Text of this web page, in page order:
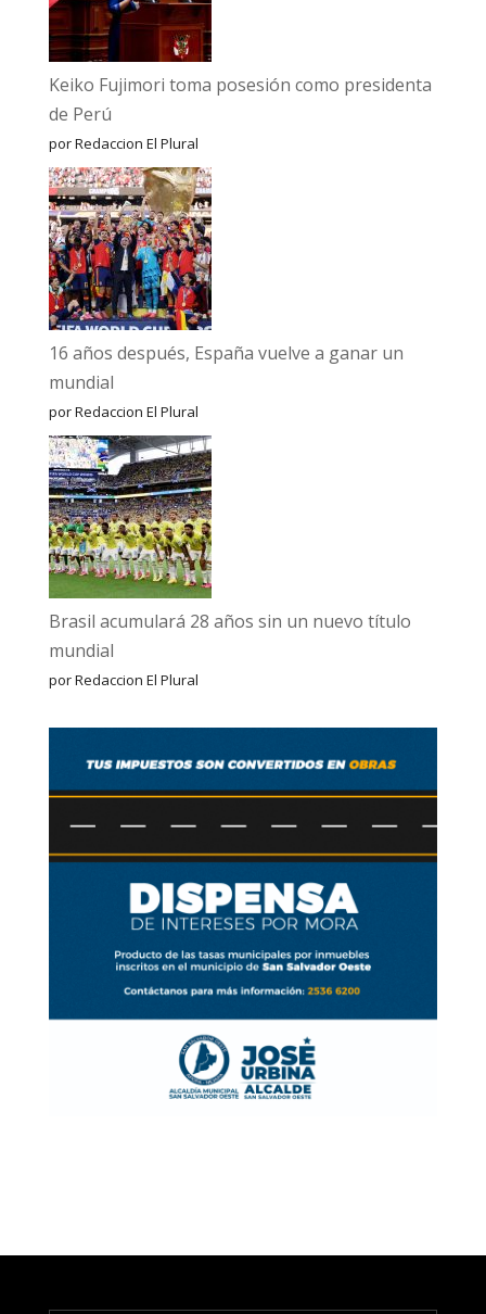
Keiko Fujimori toma posesión como presidenta
de Perú
por Redaccion El Plural
16 años después, España vuelve a ganar un
mundial
por Redaccion El Plural
Brasil acumulará 28 años sin un nuevo título
mundial
por Redaccion El Plural